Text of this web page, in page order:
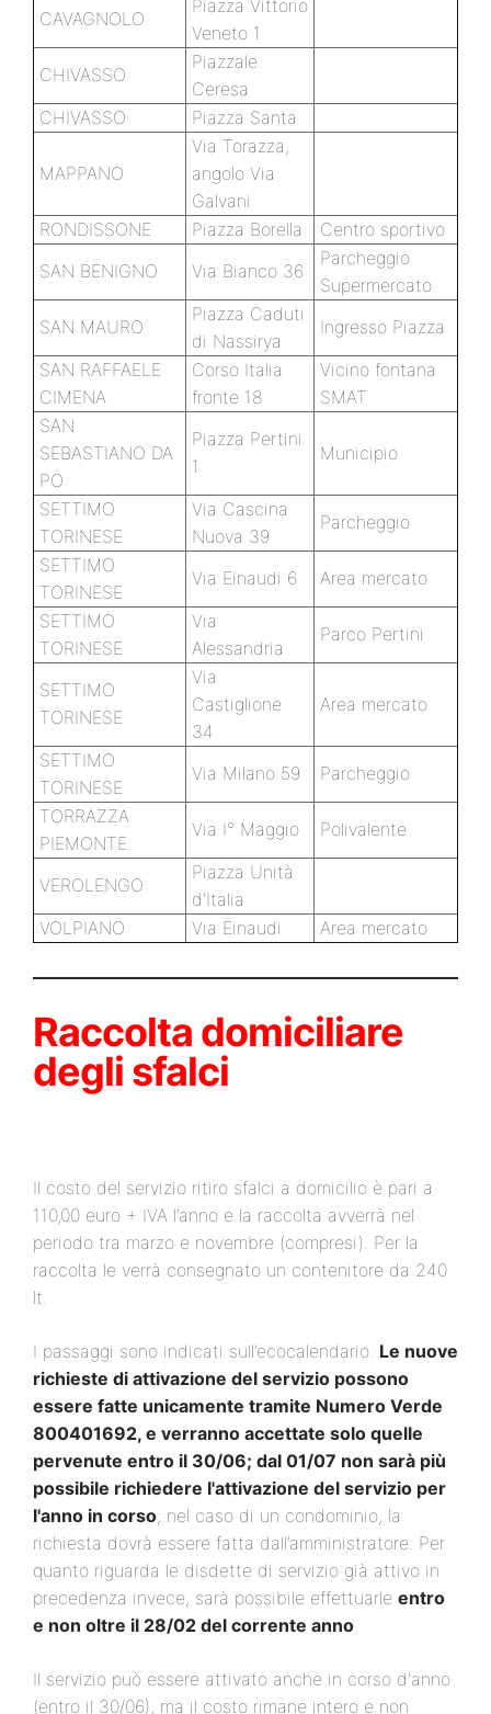
CAVAGNOLO
Piazza Vittorio
Veneto 1
CHIVASSO
Piazzale
Ceresa
CHIVASSO
Piazza Santa
MAPPANO
Via Torazza,
angolo Via
Galvani
RONDISSONE
Piazza Borella
Centro sportivo
SAN BENIGNO
Via Bianco 36
Parcheggio
Supermercato
SAN MAURO
Piazza Caduti
di Nassirya
Ingresso Piazza
SAN RAFFAELE
CIMENA
Corso Italia
fronte 18
Vicino fontana
SMAT
SAN
SEBASTIANO DA
PO
Piazza Pertini
1
Municipio
SETTIMO
TORINESE
Via Cascina
Nuova 39
Parcheggio
SETTIMO
TORINESE
Via Einaudi 6
Area mercato
SETTIMO
TORINESE
Via
Alessandria
Parco Pertini
SETTIMO
TORINESE
Via
Castiglione
34
Area mercato
SETTIMO
TORINESE
Via Milano 59
Parcheggio
TORRAZZA
PIEMONTE
Via I° Maggio Polivalente
VEROLENGO
Piazza Unità
d'Italia
VOLPIANO
Via Einaudi Area mercato
Raccolta domiciliare
degli sfalci
Il costo del servizio ritiro sfalci a domicilio è pari a
110,00 euro + IVA l’anno e la raccolta avverrà nel
periodo tra marzo e novembre (compresi). Per la
raccolta le verrà consegnato un contenitore da 240
lt.
I passaggi sono indicati sull’ecocalendario. Le nuove
richieste di attivazione del servizio possono
essere fatte unicamente tramite Numero Verde
800401692, e verranno accettate solo quelle
pervenute entro il 30/06; dal 01/07 non sarà più
possibile richiedere l'attivazione del servizio per
l'anno in corso; nel caso di un condominio, la
richiesta dovrà essere fatta dall’amministratore. Per
quanto riguarda le disdette di servizio già attivo in
precedenza invece, sarà possibile effettuarle entro
e non oltre il 28/02 del corrente anno.
Il servizio può essere attivato anche in corso d'anno
(entro il 30/06), ma il costo rimane intero e non